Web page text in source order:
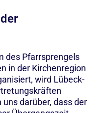
des Pfarrsprengels
in der Kirchenregion
wird Lübeck-
darüber, dass der